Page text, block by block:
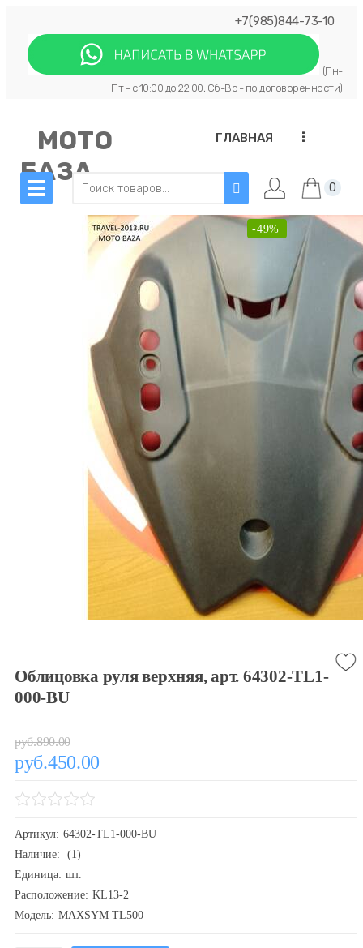
+7(985)844-73-10
(Пн-
Пт - с 10:00 до 22:00, Сб-Вс - по договоренности)
МОТО
БАЗА
ГЛАВНАЯ ...
0
-49%
Облицовка руля верхняя, арт. 64302-TL1-
000-BU
руб.890.00
руб.450.00
Артикул: 64302-TL1-000-BU
Наличие:
(1)
Единица: шт.
Расположение: KL13-2
Модель: MAXSYM TL500